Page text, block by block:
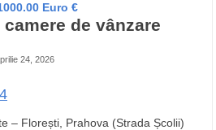
Euro €
de vânzare
24, 2026
– Florești, Prahova (Strada Școlii)